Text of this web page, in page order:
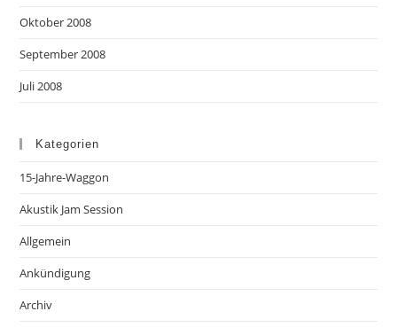
Oktober 2008
September 2008
Juli 2008
Kategorien
15-Jahre-Waggon
Akustik Jam Session
Allgemein
Ankündigung
Archiv